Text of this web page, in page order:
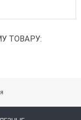
ТОВАРУ: